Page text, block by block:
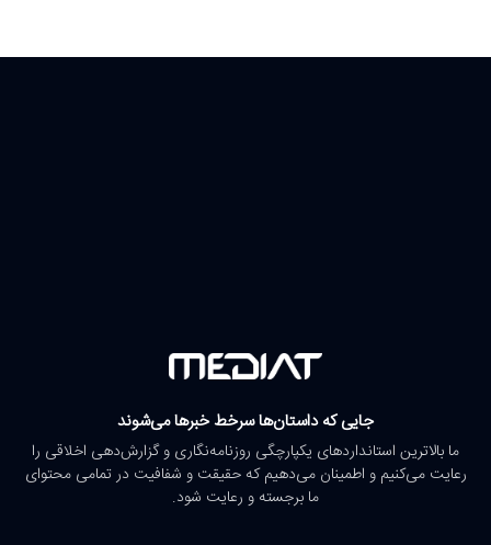
جایی که داستان‌ها سرخط خبرها می‌شوند
ما بالاترین استانداردهای یکپارچگی روزنامه‌نگاری و گزارش‌دهی اخلاقی را
رعایت می‌کنیم و اطمینان می‌دهیم که حقیقت و شفافیت در تمامی محتوای
ما برجسته و رعایت شود.